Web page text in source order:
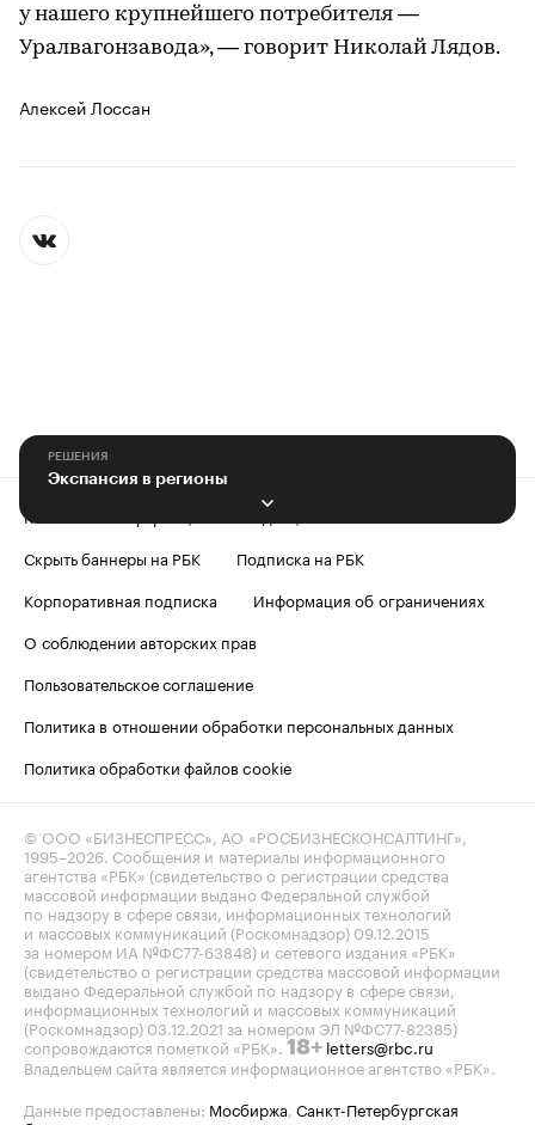
у нашего крупнейшего потребителя —
Уралвагонзавода», — говорит Николай Лядов.
Алексей Лоссан
РЕШЕНИЯ
Экспансия в регионы
Контактная информация
Скрыть баннеры на РБК
Подписка на РБК
Корпоративная подписка
Информация об ограничениях
О соблюдении авторских прав
Пользовательское соглашение
Политика в отношении обработки персональных данных
Политика обработки файлов cookie
© ООО «БИЗНЕСПРЕСС», АО «РОСБИЗНЕСКОНСАЛТИНГ»,
1995–2026. Сообщения и материалы информационного
агентства «РБК» (свидетельство о регистрации средства
массовой информации выдано Федеральной службой
по надзору в сфере связи, информационных технологий
и массовых коммуникаций (Роскомнадзор) 09.12.2015
за номером ИА №ФС77-63848) и сетевого издания «РБК»
(свидетельство о регистрации средства массовой информации
выдано Федеральной службой по надзору в сфере связи,
информационных технологий и массовых коммуникаций
(Роскомнадзор) 03.12.2021 за номером ЭЛ №ФС77-82385)
сопровождаются пометкой «РБК». 18+ letters@rbc.ru
Владельцем сайта является информационное агентство «РБК».
Данные предоставлены: Мосбиржа, Санкт-Петербургская